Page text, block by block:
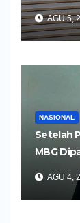
AGU 5,
NASIONAL
Setelah
MBG
AGU 4,